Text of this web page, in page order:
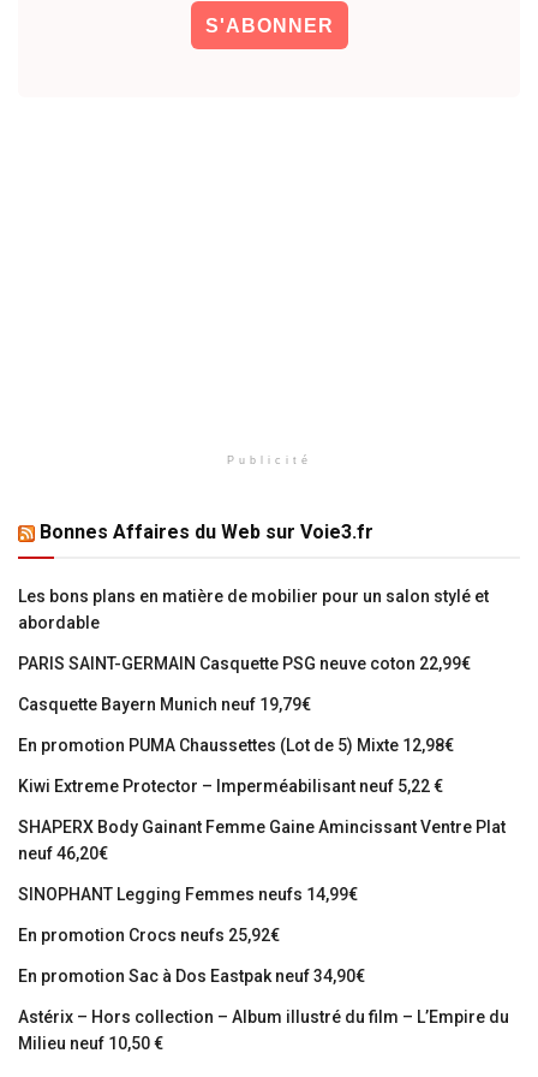
Publicité
Bonnes Affaires du Web sur Voie3.fr
Les bons plans en matière de mobilier pour un salon stylé et
abordable
PARIS SAINT-GERMAIN Casquette PSG neuve coton 22,99€
Casquette Bayern Munich neuf 19,79€
En promotion PUMA Chaussettes (Lot de 5) Mixte 12,98€
Kiwi Extreme Protector – Imperméabilisant neuf 5,22 €
SHAPERX Body Gainant Femme Gaine Amincissant Ventre Plat
neuf 46,20€
SINOPHANT Legging Femmes neufs 14,99€
En promotion Crocs neufs 25,92€
En promotion Sac à Dos Eastpak neuf 34,90€
Astérix – Hors collection – Album illustré du film – L’Empire du
Milieu neuf 10,50 €